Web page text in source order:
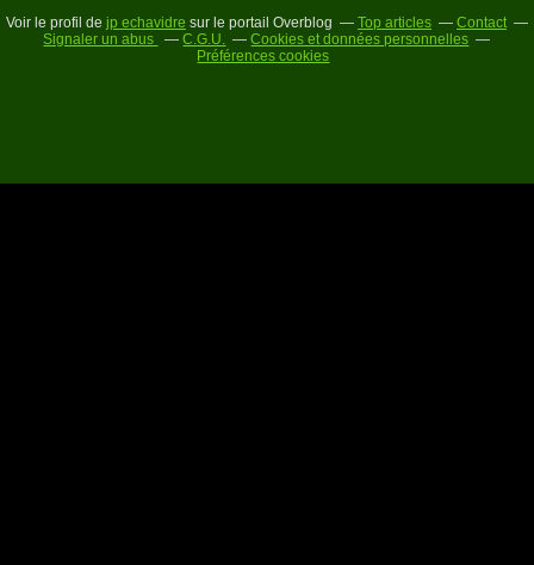
Voir le profil de jp echavidre sur le portail Overblog Top articles
Contact
Signaler un abus
C.G.U.
Cookies et données personnelles
Préférences cookies